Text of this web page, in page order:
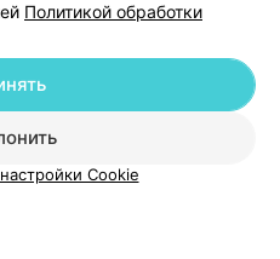
данных
Политикой обработки
Cookie